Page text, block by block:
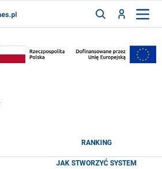
RANKING
JAK STWORZYĆ SYSTEM